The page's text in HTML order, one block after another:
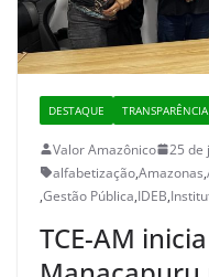
DESTAQUE TRANSPARÊNCIA
Valor Amazônico 25 de
alfabetização,Amazonas,
,Gestão Pública,IDEB,
TCE-AM